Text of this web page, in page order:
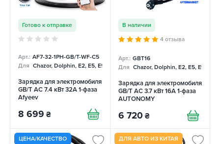
Готово к отправке
Арт.: AF7-32-1PH-GB/T-WF-С5
Для Chazor, Dolphin, E2, E5, E9, Mercedes
Зарядка для электромобиля
GB/T AC 7.4 кВт 32А 1-фаза
Afyeev
8 699 ₴
В наличии
4 отзыва
Арт.: GBT16
Для Chazor, Dolphin, E2, E5, E9,
Зарядка для электромобиля
GB/T AC 3.7 кВт 16А 1-фаза
AUTONOMY
6 720 ₴
ЦЕНА/КАЧЕСТВО ДЛЯ АВТО ИЗ КИТАЯ